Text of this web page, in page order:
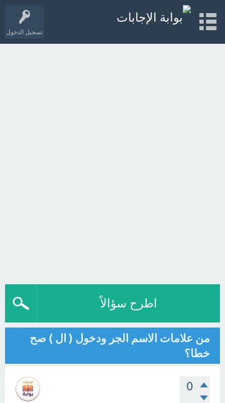
تسجيل الدخول
اطرح سؤالاً
من علامات الاسم الجر ودخول ( ال ) صح
خطا؟
0